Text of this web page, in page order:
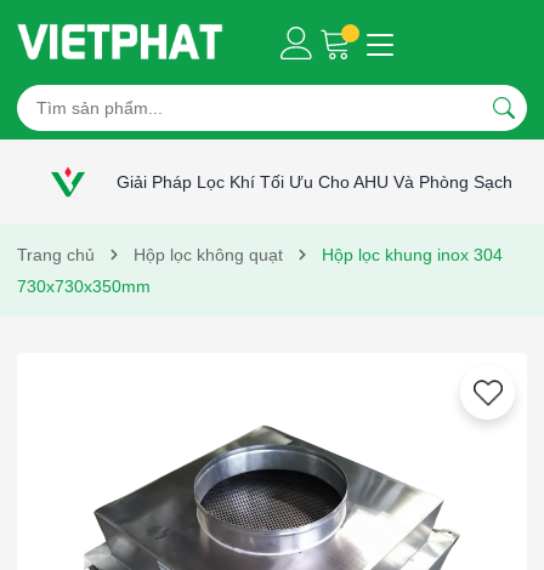
Giải Pháp Lọc Khí Tối Ưu Cho AHU Và Phòng Sạch
Trang chủ Hộp lọc không quạt
Hộp lọc khung inox 304
730x730x350mm